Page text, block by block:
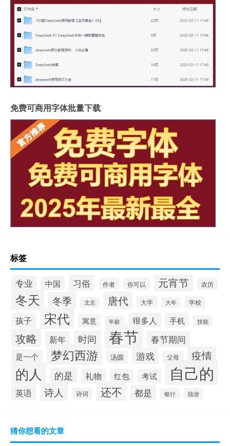
免费可商用字体批量下载
标签
专业 中国 习俗 作者 你可以 元宵节 农历
冬天 冬季 北京 唐代 大学 大年 学校
孩子 宋代 寓意 年龄 很多人 手机 技能
攻略 新年 时间 春节 春节期间
是一个 梦幻西游 汤圆 游戏 父母 疫情
的人 的是 礼物 红包 考试 自己的
英语 诗人 诗词 还不 都是 银行 陆游
猜你想看的文章